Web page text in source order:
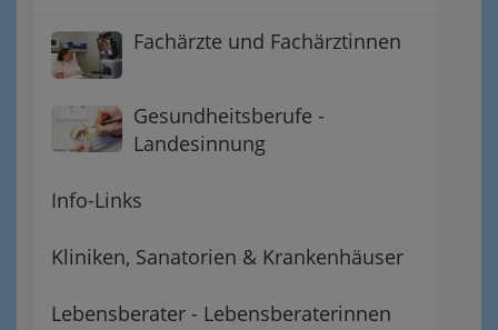
Fachärzte und Fachärztinnen
Gesundheitsberufe -
Landesinnung
Info-Links
Kliniken, Sanatorien & Krankenhäuser
Lebensberater - Lebensberaterinnen